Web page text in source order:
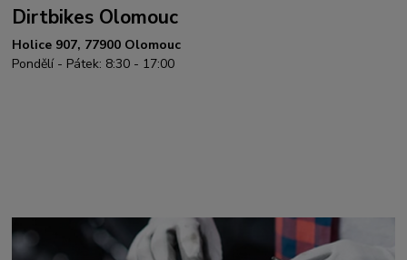
Dirtbikes Olomouc
Holice 907, 77900 Olomouc
Pondělí - Pátek: 8:30 - 17:00